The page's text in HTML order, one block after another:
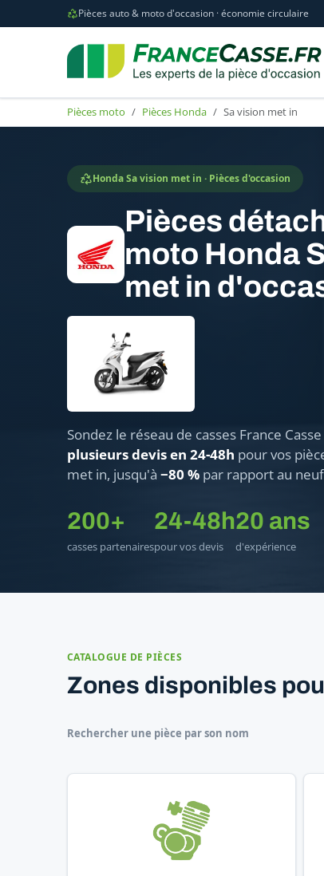
Pièces auto & moto d'occasion · économie circulaire
Pièces moto Pièces Honda Sa vision met in
Honda Sa vision met in · Pièces d'occasion
Pièces
moto Honda
met in
Sondez le réseau de casses France
plusieurs devis en 24-48h pour vos
met in, jusqu'à −80 % par rapport au
200+
casses partenaires
24-48h
pour vos devis
20 ans
d'expérience
CATALOGUE DE PIÈCES
Zones disponibles
Rechercher une pièce par son nom